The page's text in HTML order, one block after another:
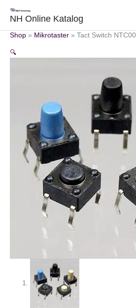
Inhalt
springen
NH Online Katalog
Shop » Mikrotaster » Tact Switch
🔍